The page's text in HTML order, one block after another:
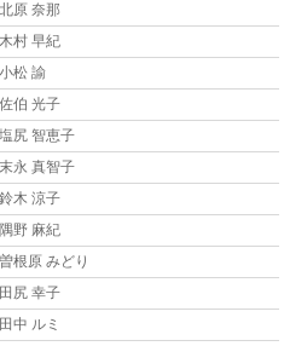
北原 奈那
木村 早紀
小松 諭
佐伯 光子
塩尻 智恵子
末永 真智子
鈴木 涼子
隅野 麻紀
曽根原 みどり
田尻 幸子
田中 ルミ